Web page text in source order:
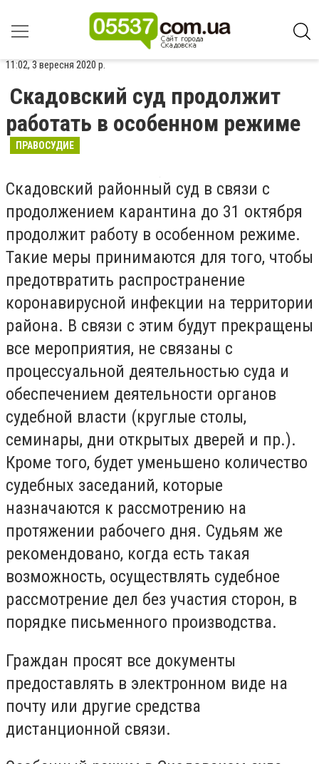
11:02, 3 вересня 2020 р.
Скадовский суд продолжит
работать в особенном режиме
ПРАВОСУДИЕ
Скадовский районный суд в связи с
продолжением карантина до 31 октября
продолжит работу в особенном режиме.
Такие меры принимаются для того, чтобы
предотвратить распространение
коронавирусной инфекции на территории
района. В связи с этим будут прекращены
все мероприятия, не связаны с
процессуальной деятельностью суда и
обеспечением деятельности органов
судебной власти (круглые столы,
семинары, дни открытых дверей и пр.).
Кроме того, будет уменьшено количество
судебных заседаний, которые
назначаются к рассмотрению на
протяжении рабочего дня. Судьям же
рекомендовано, когда есть такая
возможность, осуществлять судебное
рассмотрение дел без участия сторон, в
порядке письменного производства.
Граждан просят все документы
предоставлять в электронном виде на
почту или другие средства
дистанционной связи.